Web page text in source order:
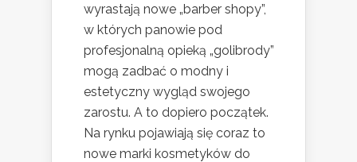
wyrastają nowe „barber shopy”,
w których panowie pod
profesjonalną opieką „golibrody”
mogą zadbać o modny i
estetyczny wygląd swojego
zarostu. A to dopiero początek.
Na rynku pojawiają się coraz to
nowe marki kosmetyków do